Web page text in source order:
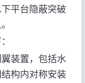
平台隐蔽突破
装置，包括水
构内对称安装